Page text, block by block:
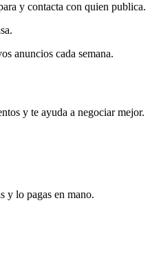
y contacta con quien publica.
anuncios cada semana.
y te ayuda a negociar mejor.
y lo pagas en mano.